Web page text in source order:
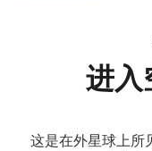
进入
这是在外星球上所